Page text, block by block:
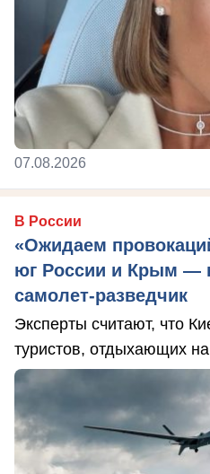
07.08.2026
В России
«Ожидаем
юг России и Крым —
самолет-разведчик
Эксперты считают, что
туристов, отдыхающих